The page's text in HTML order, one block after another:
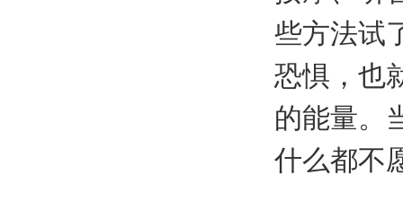
些方法试
恐惧，也
的能量。
什么都不